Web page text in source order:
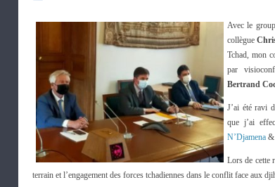
Avec le
collègue
Tchad, mon
par
Bertrand
J’ai été ravi
que j’ai
N’Djamena &
Lors de cette
terrain et l’engagement des forces tchadiennes dans le conflit face aux